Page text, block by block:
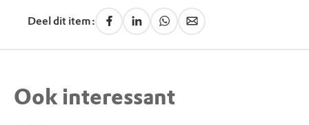
Deel dit item:
Ook interessant